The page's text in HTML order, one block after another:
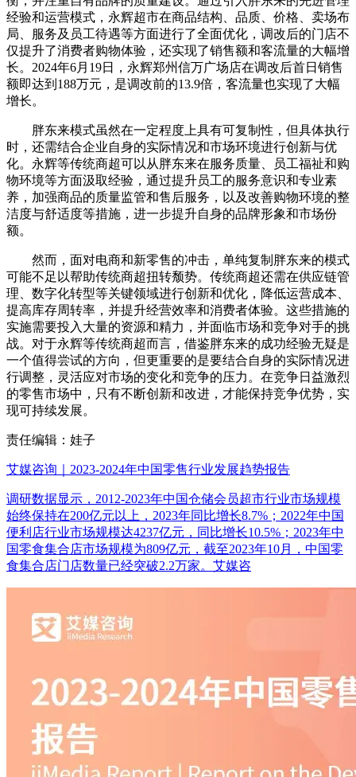
经验和运营模式，永辉超市在商品结构、品质、价格、卖场布
局、服务及员工待遇等方面进行了全面优化，调改后的门店不
仅提升了消费者购物体验，还实现了销售额和客流量的大幅增
长。2024年6月19日
，永辉郑州信万广场店在调改后首日销售
额即达到188万元，是调改前的13.9倍，客流量也实现了大幅
增长。
胖东来模式虽然在一定程度上具有可复制性，但具体执行
时，还需结合企业自身的实际情况和市场环境进行创新与优
化。永辉等传统商超可以从胖东来在服务质量、员工福祉和购
物环境等方面汲取经验，通过提升员工的服务意识和专业素
养，加强商品的质量监管和售后服务，以及改善购物环境的整
洁度与舒适度等措施，进一步提升自身的品牌形象和市场份
额。
然而，面对电商和新零售的冲击，单纯复制胖东来的模式
可能不足以帮助传统商超扭转颓势。传统商超还需在供应链管
理、数字化转型等关键领域进行创新和优化，降低运营成本、
提高库存周转率，并提升经营效率和消费者体验。这些措施的
实施需要投入大量的资源和精力，并面临市场和竞争对手的挑
战。对于永辉等传统商超而言，借鉴胖东来的成功经验无疑是
一个值得尝试的方向，但更重要的是要结合自身的实际情况进
行调整，灵活应对市场的变化和竞争的压力。在竞争日益激烈
的零售市场中，只有不断创新和改进，才能保持竞争优势，实
现可持续发展。
责任编辑：娃子
艾媒咨询｜2023-2024年中国零售行业发展趋势报告
调研数据显示，2012-2023年中国仓储会员超市行业市场规模
始终保持在200亿元以上，2023年同比增长8.7%；2022年中国
便利店行业市场规模达4237亿元，同比增长10.5%；2023年中
国零食集合店市场规模为809亿元，截至2023年10月，中国零
食集合店门店数量已经突破2.2万家。艾媒咨